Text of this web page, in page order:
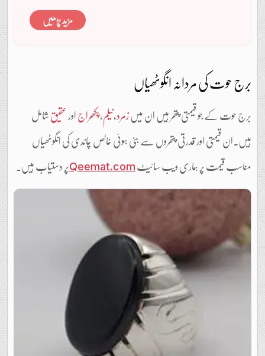
مزید پڑھیں
برج حوت کی مردانہ انگوٹھیاں
برج حوت کے جو قیمتی پتھر ہیں ان میںزمرد،نیلم،پکھراجاورعقیقشامل
ہیں۔ان قیمتی اور قدرتی پتھروں سے بنی ہوئی خالص چاندی کی انگوٹھیاں
مناسب قیمت پر ہماری ویب سائیٹQeemat.comپر دستیاب ہیں۔